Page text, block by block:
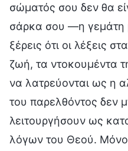
σώματός σου δεν θα
σάρκα σου —η
ξέρεις ότι οι λέξεις
ζωή, τα ντοκουμέντα
να λατρεύονται ως η
του παρελθόντος δεν
λειτουργήσουν ως
λόγων του Θεού. Μόνο